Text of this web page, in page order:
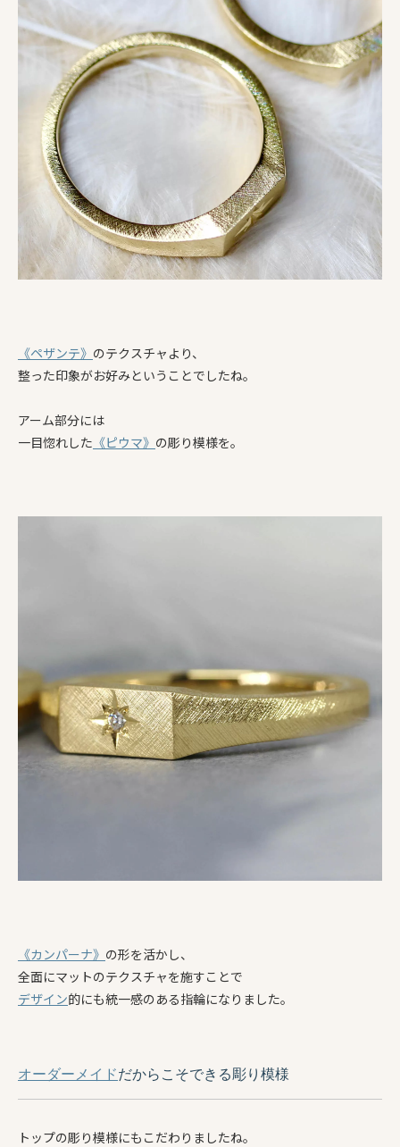
《ペザンテ》 のテクスチャより、
整った印象がお好みということでしたね。
アーム部分には
一目惚れした 《ピウマ》 の彫り模様を。
《カンパーナ》 の形を活かし、
全面にマットのテクスチャを施すことで
デザイン的にも統一感のある指輪になりました。
オーダーメイドだからこそできる彫り模様
トップの彫り模様にもこだわりましたね。